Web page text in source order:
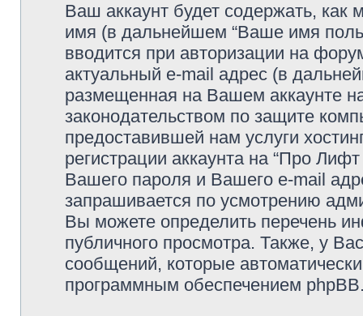
Ваш аккаунт будет содержать,
имя (в дальнейшем “Ваше имя
вводится при авторизации на
актуальный e-mail адрес (в
размещенная на Вашем аккаунте
законодательством по защите
предоставившей нам услуги
регистрации аккаунта на “Про
Вашего пароля и Вашего e-mail
запрашивается по усмотрению
Вы можете определить перечень
публичного просмотра. Также, у
сообщений, которые
программным обеспечением